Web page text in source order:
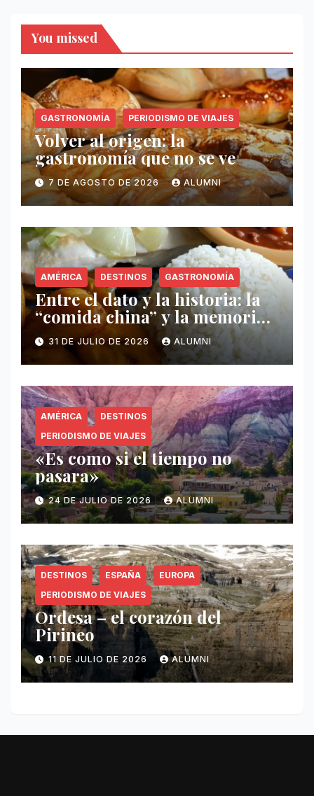
You missed
GASTRONOMÍA PERIODISMO DE VIAJES
Volver al origen: la
gastronomía que no se ve
7 DE AGOSTO DE 2026 ALUMNI
AMÉRICA DESTINOS GASTRONOMÍA
Entre el dato y la historia: la
“comida china” y la memoria
invisible en Puerto Rico
31 DE JULIO DE 2026 ALUMNI
AMÉRICA
DESTINOS
PERIODISMO DE VIAJES
«Es como si el tiempo no
pasara»
24 DE JULIO DE 2026 ALUMNI
DESTINOS ESPAÑA
EUROPA
PERIODISMO DE VIAJES
Ordesa – el corazón del
Pirineo
11 DE JULIO DE 2026 ALUMNI